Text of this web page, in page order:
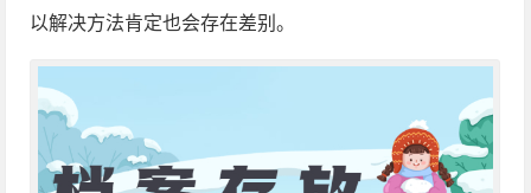
以解决方法肯定也会存在差别。